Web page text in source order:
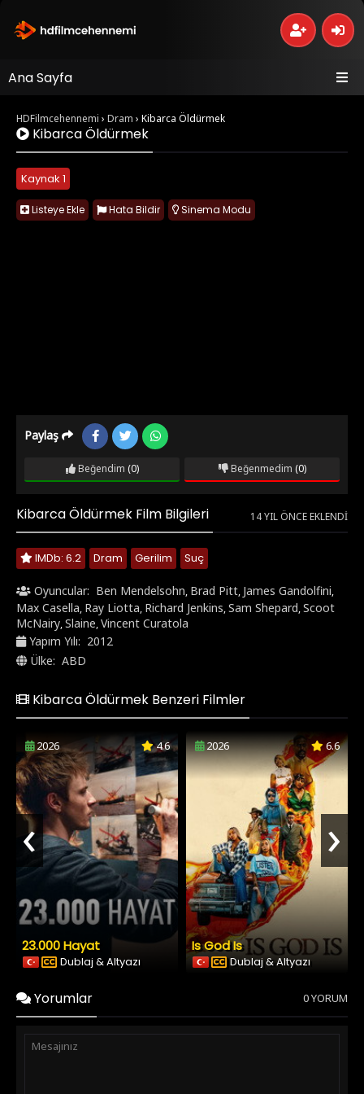
Ana Sayfa
HDFilmcehennemi › Dram › Kibarca Öldürmek
Kibarca Öldürmek
Kaynak 1
Listeye Ekle Hata Bildir Sinema Modu
Paylaş
Beğendim (0) Beğenmedim (0)
Kibarca Öldürmek Film Bilgileri 14 YIL ÖNCE EKLENDI
IMDb: 6.2 Dram Gerilim Suç
Oyuncular: Ben Mendelsohn, Brad Pitt, James Gandolfini,
Max Casella, Ray Liotta, Richard Jenkins,Sam Shepard,Scoot
McNairy,Slaine,Vincent Curatola
Yapım Yılı: 2012
Ülke: ABD
Kibarca Öldürmek Benzeri Filmler
2026 4.6
23.000 Hayat
Dublaj & Altyazı
2026 6.6
Is God Is
Dublaj & Altyazı
‹ ›
Yorumlar 0 YORUM